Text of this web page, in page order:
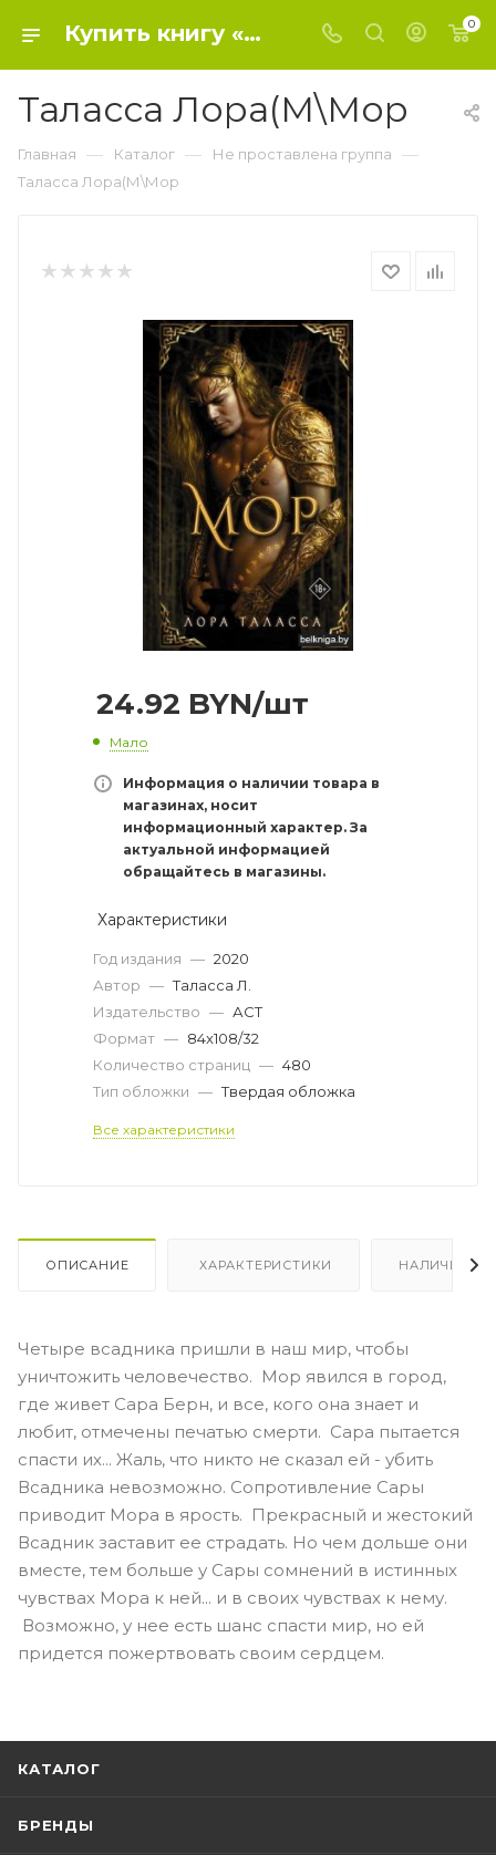
Купить книгу «Таласса Лора(М\Мор» 2020, Таласса Л. - Не проставлена группа 0
Таласса Лора(М\Мор
Главная — Каталог — Не проставлена группа —
Таласса Лора(М\Мор
24.92 BYN/шт
Мало
Информация о наличии товара в
магазинах, носит
информационный характер. За
актуальной информацией
обращайтесь в магазины.
Характеристики
Год издания — 2020
Автор — Таласса Л.
Издательство — АСТ
Формат — 84x108/32
Количество страниц — 480
Тип обложки — Твердая обложка
Все характеристики
ОПИСАНИЕ ХАРАКТЕРИСТИКИ НАЛИЧИЕ
Четыре всадника пришли в наш мир, чтобы
уничтожить человечество. Мор явился в город,
где живет Сара Берн, и все, кого она знает и
любит, отмечены печатью смерти. Сара пытается
спасти их... Жаль, что никто не сказал ей - убить
Всадника невозможно. Сопротивление Сары
приводит Мора в ярость. Прекрасный и жестокий
Всадник заставит ее страдать. Но чем дольше они
вместе, тем больше у Сары сомнений в истинных
чувствах Мора к ней... и в своих чувствах к нему.
Возможно, у нее есть шанс спасти мир, но ей
придется пожертвовать своим сердцем.
КАТАЛОГ
БРЕНДЫ